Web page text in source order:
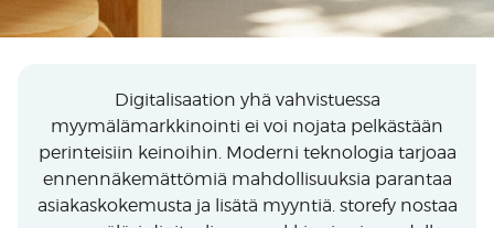
Digitalisaation yhä vahvistuessa
myymälämarkkinointi ei voi nojata pelkästään
perinteisiin keinoihin. Moderni teknologia tarjoaa
ennennäkemättömiä mahdollisuuksia parantaa
asiakaskokemusta ja lisätä myyntiä. storefy nostaa